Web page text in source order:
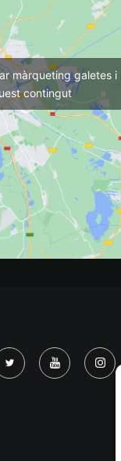
màrqueting galetes i
contingut